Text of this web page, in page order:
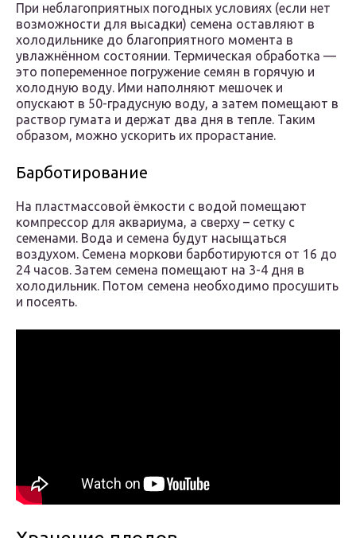
При неблагоприятных погодных условиях (если нет
возможности для высадки) семена оставляют в
холодильнике до благоприятного момента в
увлажнённом состоянии. Термическая обработка —
это попеременное погружение семян в горячую и
холодную воду. Ими наполняют мешочек и
опускают в 50-градусную воду, а затем помещают в
раствор гумата и держат два дня в тепле. Таким
образом, можно ускорить их прорастание.
Барботирование
На пластмассовой ёмкости с водой помещают
компрессор для аквариума, а сверху – сетку с
семенами. Вода и семена будут насыщаться
воздухом. Семена моркови барботируются от 16 до
24 часов. Затем семена помещают на 3-4 дня в
холодильник. Потом семена необходимо просушить
и посеять.